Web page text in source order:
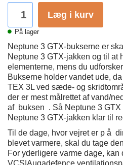
Læg i kurv
På lager
Neptune 3 GTX-bukserne er
Neptune 3 GTX-jakken og til
elementerne, mens du
Bukserne holder vandet ude,
TEX 3L ved sæde- og
der er mest målrettet af vand/
af ​​buksen . Så Neptune 3
Neptune 3 GTX-jakken klar til
Til de dage, hvor vejret er p å
blevet varmere, skal du tage
For yderligere varme dage, kan
VCS|Auqadefence